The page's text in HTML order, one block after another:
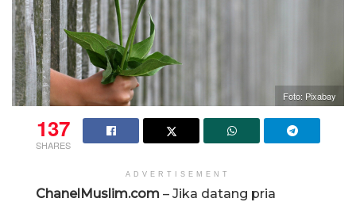
Foto: Pixabay
137
SHARES
ADVERTISEMENT
ChanelMuslim.com – Jika datang pria